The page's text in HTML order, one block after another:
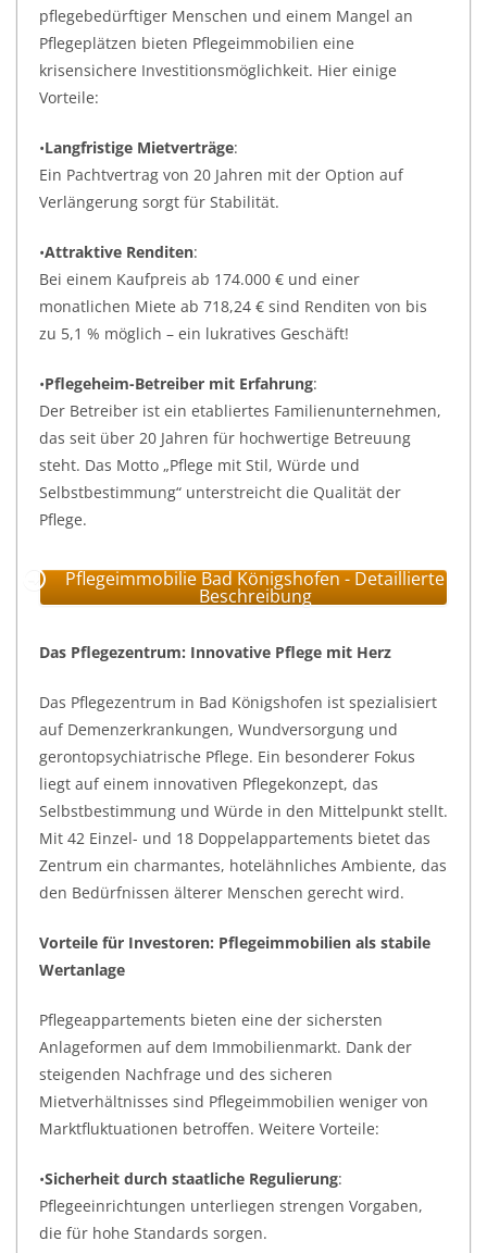
pflegebedürftiger Menschen und einem Mangel an
Pflegeplätzen bieten Pflegeimmobilien eine
krisensichere Investitionsmöglichkeit. Hier einige
Vorteile:
•Langfristige Mietverträge:
Ein Pachtvertrag von 20 Jahren mit der Option auf
Verlängerung sorgt für Stabilität.
•Attraktive Renditen:
Bei einem Kaufpreis ab 174.000 € und einer
monatlichen Miete ab 718,24 € sind Renditen von bis
zu 5,1 % möglich – ein lukratives Geschäft!
•Pflegeheim-Betreiber mit Erfahrung:
Der Betreiber ist ein etabliertes Familienunternehmen,
das seit über 20 Jahren für hochwertige Betreuung
steht. Das Motto „Pflege mit Stil, Würde und
Selbstbestimmung“ unterstreicht die Qualität der
Pflege.
Pflegeimmobilie Bad Königshofen - Detaillierte
Beschreibung
Das Pflegezentrum: Innovative Pflege mit Herz
Das Pflegezentrum in Bad Königshofen ist spezialisiert
auf Demenzerkrankungen, Wundversorgung und
gerontopsychiatrische Pflege. Ein besonderer Fokus
liegt auf einem innovativen Pflegekonzept, das
Selbstbestimmung und Würde in den Mittelpunkt stellt.
Mit 42 Einzel- und 18 Doppelappartements bietet das
Zentrum ein charmantes, hotelähnliches Ambiente, das
den Bedürfnissen älterer Menschen gerecht wird.
Vorteile für Investoren: Pflegeimmobilien als stabile
Wertanlage
Pflegeappartements bieten eine der sichersten
Anlageformen auf dem Immobilienmarkt. Dank der
steigenden Nachfrage und des sicheren
Mietverhältnisses sind Pflegeimmobilien weniger von
Marktfluktuationen betroffen. Weitere Vorteile:
•Sicherheit durch staatliche Regulierung:
Pflegeeinrichtungen unterliegen strengen Vorgaben,
die für hohe Standards sorgen.